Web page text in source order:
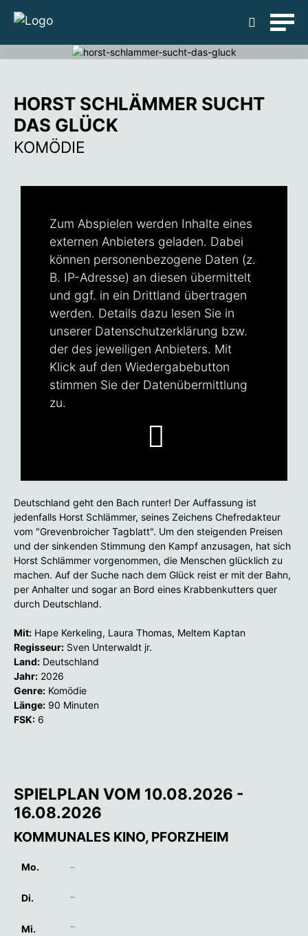
HORST SCHLÄMMER SUCHT
DAS GLÜCK
KOMÖDIE
Zum Abspielen werden Inhalte eines
externen Anbieters geladen. Dabei
können personenbezogene Daten (z.
B. IP-Adresse) an diesen übermittelt
und ggf. in ein Drittland übertragen
werden. Details dazu lesen Sie in
unserer Datenschutzerklärung bzw.
der des jeweiligen Anbieters. Mit
Klick auf den Wiedergabebutton
stimmen Sie der Datenübermittlung
zu.
Deutschland geht den Bach runter! Der Auffassung ist
jedenfalls Horst Schlämmer, seines Zeichens Chefredakteur
vom "Grevenbroicher Tagblatt". Um den steigenden Preisen
und der sinkenden Stimmung den Kampf anzusagen, hat sich
Horst Schlämmer vorgenommen, die Menschen glücklich zu
machen. Auf der Suche nach dem Glück reist er mit der Bahn,
per Anhalter und sogar an Bord eines Krabbenkutters quer
durch Deutschland.
Mit: Hape Kerkeling, Laura Thomas, Meltem Kaptan
Regisseur: Sven Unterwaldt jr.
Land: Deutschland
Jahr: 2026
Genre: Komödie
Länge: 90 Minuten
FSK: 6
SPIELPLAN VOM 10.08.2026 -
16.08.2026
KOMMUNALES KINO, PFORZHEIM
Mo.
Di.
Mi.
–
–
–